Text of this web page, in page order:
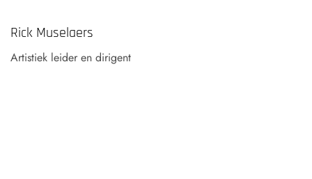
Rick Muselaers
Artistiek leider en dirigent